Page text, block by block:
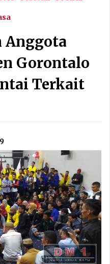
Anggota
Gorontalo
Terkait